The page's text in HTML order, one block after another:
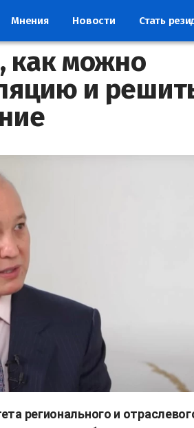
Мнения Новости Стать
как можно
и
регионального и